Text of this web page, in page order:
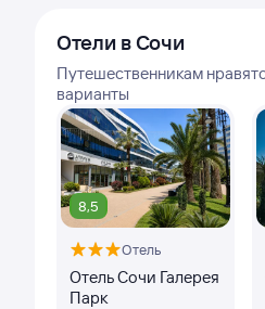
Отели в Сочи
Путешественникам
варианты
8,5
Отель
Отель Сочи Галерея
Парк